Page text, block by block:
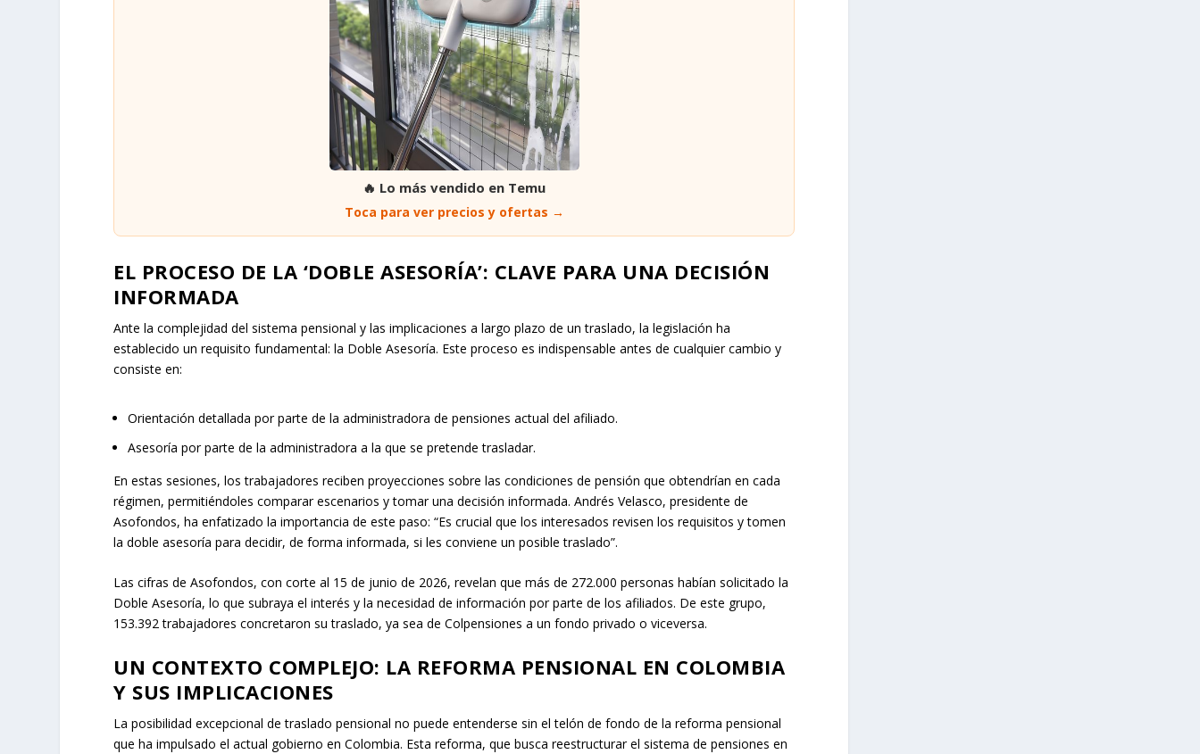
🔥 Lo más vendido en Temu
Toca para ver precios y ofertas →
EL PROCESO DE LA ‘DOBLE ASESORÍA’: CLAVE PARA UNA DECISIÓN
INFORMADA
Ante la complejidad del sistema pensional y las implicaciones a largo plazo de un traslado, la legislación ha
establecido un requisito fundamental: la Doble Asesoría. Este proceso es indispensable antes de cualquier cambio y
consiste en:
Orientación detallada por parte de la administradora de pensiones actual del afiliado.
Asesoría por parte de la administradora a la que se pretende trasladar.
En estas sesiones, los trabajadores reciben proyecciones sobre las condiciones de pensión que obtendrían en cada
régimen, permitiéndoles comparar escenarios y tomar una decisión informada. Andrés Velasco, presidente de
Asofondos, ha enfatizado la importancia de este paso: “Es crucial que los interesados revisen los requisitos y tomen
la doble asesoría para decidir, de forma informada, si les conviene un posible traslado”.
Las cifras de Asofondos, con corte al 15 de junio de 2026, revelan que más de 272.000 personas habían solicitado la
Doble Asesoría, lo que subraya el interés y la necesidad de información por parte de los afiliados. De este grupo,
153.392 trabajadores concretaron su traslado, ya sea de Colpensiones a un fondo privado o viceversa.
UN CONTEXTO COMPLEJO: LA REFORMA PENSIONAL EN COLOMBIA
Y SUS IMPLICACIONES
La posibilidad excepcional de traslado pensional no puede entenderse sin el telón de fondo de la reforma pensional
que ha impulsado el actual gobierno en Colombia. Esta reforma, que busca reestructurar el sistema de pensiones en